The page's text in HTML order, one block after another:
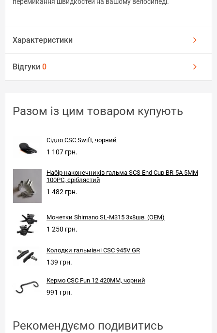
Характеристики
Відгуки 0
Разом із цим товаром купують
Сідло CSC Swift, чорний
1 107 грн.
Набір наконечників гальма SCS End Cup BR-5A 5MM
100PC, сріблястий
1 482 грн.
Монетки Shimano SL-M315 3x8шв. (OEM)
1 250 грн.
Колодки гальмівні CSC 945V GR
139 грн.
Кермо CSC Fun 12 420ММ, чорний
991 грн.
Рекомендуємо подивитись